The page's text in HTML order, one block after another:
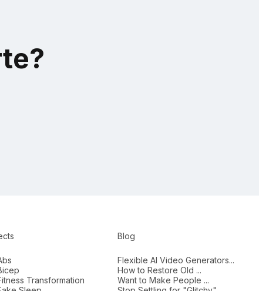
Transformation
Blog
Flexible AI Video Generators...
How to Restore Old ...
Want to Make People ...